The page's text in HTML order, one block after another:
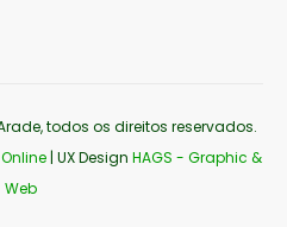
todos os direitos reservados.
| UX Design HAGS - Graphic &
Web